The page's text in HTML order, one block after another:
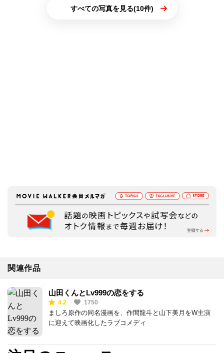
すべての写真を見る(10件)
関連作品
山田くんとLv999の恋をする
4.2 1750
ましろ原作の同名漫画を、作間龍斗と山下美月をW主演
に迎えて映画化したラブコメディ